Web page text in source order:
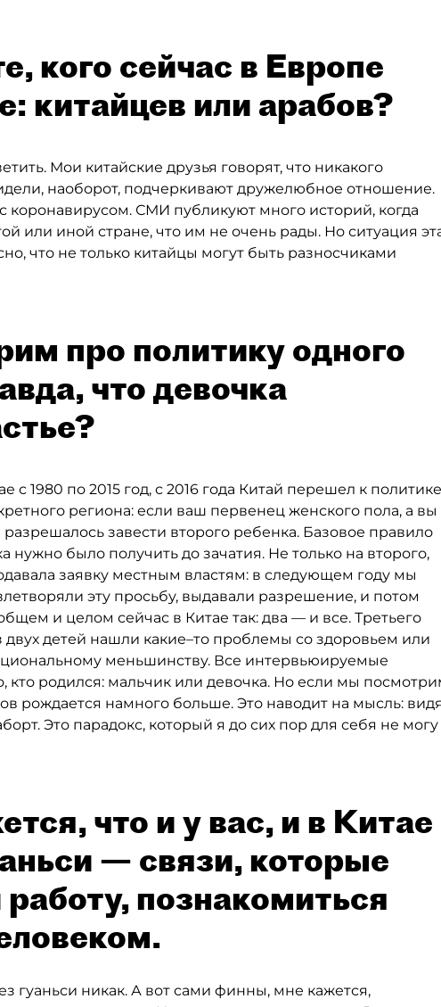
кого сейчас в Европе
китайцев или арабов?
Мои китайские друзья говорят, что никакого
наоборот, подчеркивают дружелюбное отношение.
коронавирусом. СМИ публикуют много историй, когда
или иной стране, что им не очень рады. Но ситуация
что не только китайцы могут быть разносчиками
про политику одного
что девочка
с 1980 по 2015 год, с 2016 года Китай перешел к политике
региона: если ваш первенец женского пола, а вы
завести второго ребенка. Базовое правило
нужно было получить до зачатия. Не только на второго,
заявку местным властям: в следующем году мы
эту просьбу, выдавали разрешение, и потом
и целом сейчас в Китае так: два — и все. Третьего
детей нашли какие–то проблемы со здоровьем или
меньшинству. Все интервьюируемые
кто родился: мальчик или девочка. Но если мы
рождается намного больше. Это наводит на мысль: видя
Это парадокс, который я до сих пор для себя не могу
что и у вас, и в Китае
— связи, которые
познакомиться
гуаньси никак. А вот сами финны, мне кажется,